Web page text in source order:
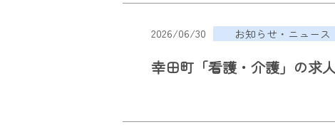
2026/06/30 お知らせ・ニュース
幸田町「看護・介護」の求